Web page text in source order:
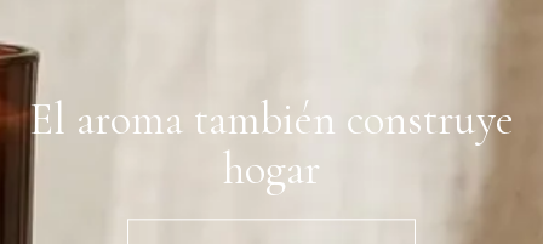
El aroma también construye
hogar